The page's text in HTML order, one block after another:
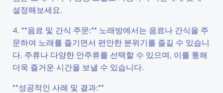
설정해보세요.
4. **음료 및 간식 주문:** 노래방에서는 음료나 간식을 주
문하여 노래를 즐기면서 편안한 분위기를 즐길 수 있습니
다. 주류나 다양한 안주류를 선택할 수 있으며, 이를 통해
더욱 즐거운 시간을 보낼 수 있습니다.
**성공적인 사례 및 결과:**